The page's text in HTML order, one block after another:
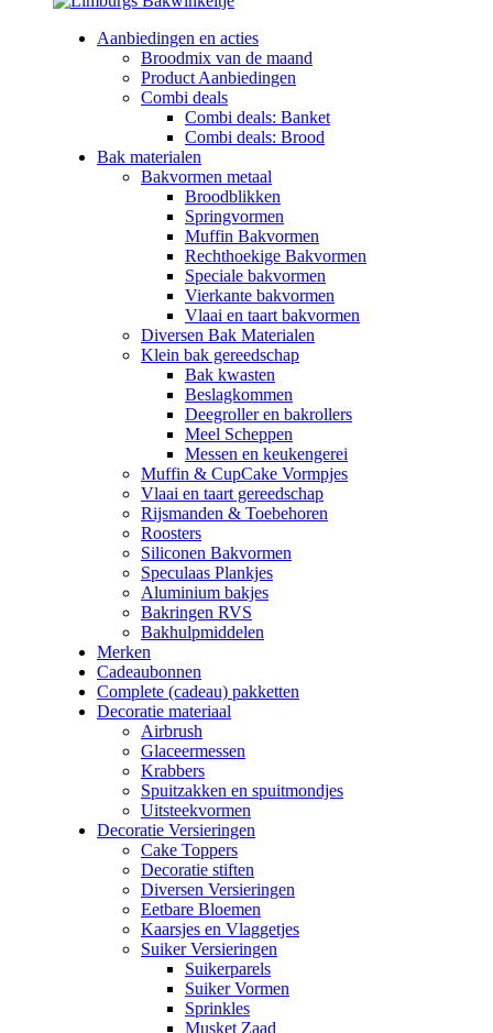
Aanbiedingen en acties
Broodmix van de maand
Product Aanbiedingen
Combi deals
Combi deals: Banket
Combi deals: Brood
Bak materialen
Bakvormen metaal
Broodblikken
Springvormen
Muffin Bakvormen
Rechthoekige Bakvormen
Speciale bakvormen
Vierkante bakvormen
Vlaai en taart bakvormen
Diversen Bak Materialen
Klein bak gereedschap
Bak kwasten
Beslagkommen
Deegroller en bakrollers
Meel Scheppen
Messen en keukengerei
Muffin & CupCake Vormpjes
Vlaai en taart gereedschap
Rijsmanden & Toebehoren
Roosters
Siliconen Bakvormen
Speculaas Plankjes
Aluminium bakjes
Bakringen RVS
Bakhulpmiddelen
Merken
Cadeaubonnen
Complete (cadeau) pakketten
Decoratie materiaal
Airbrush
Glaceermessen
Krabbers
Spuitzakken en spuitmondjes
Uitsteekvormen
Decoratie Versieringen
Cake Toppers
Decoratie stiften
Diversen Versieringen
Eetbare Bloemen
Kaarsjes en Vlaggetjes
Suiker Versieringen
Suikerparels
Suiker Vormen
Sprinkles
Musket Zaad